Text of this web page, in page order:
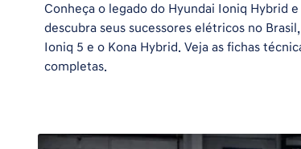
Conheça o legado do Hyundai Ioniq Hybrid e
descubra seus sucessores elétricos no
Ioniq 5 e o Kona Hybrid. Veja as fichas
completas.